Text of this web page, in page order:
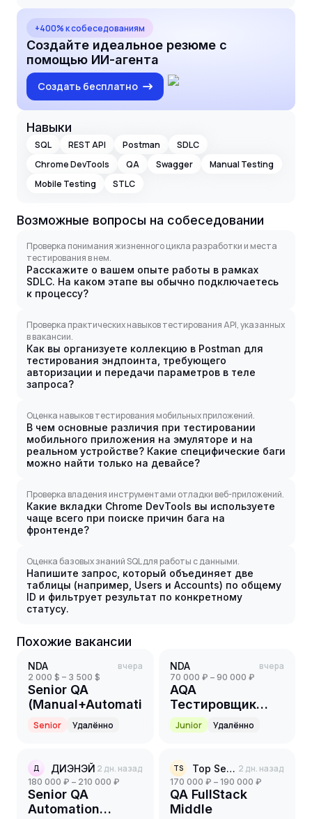
+400% к собеседованиям
Создайте идеальное резюме с
помощью ИИ-агента
Создать бесплатно
Навыки
SQL REST API Postman
SDLC
Chrome DevTools
QA Swagger
Manual Testing
Mobile Testing
STLC
Возможные вопросы на собеседовании
Проверка понимания жизненного цикла разработки и места
тестирования в нем.
Расскажите о вашем опыте работы в рамках
SDLC. На каком этапе вы обычно подключаетесь
к процессу?
Проверка практических навыков тестирования API, указанных
в вакансии.
Как вы организуете коллекцию в Postman для
тестирования эндпоинта, требующего
авторизации и передачи параметров в теле
запроса?
Оценка навыков тестирования мобильных приложений.
В чем основные различия при тестировании
мобильного приложения на эмуляторе и на
реальном устройстве? Какие специфические баги
можно найти только на девайсе?
Проверка владения инструментами отладки веб-приложений.
Какие вкладки Chrome DevTools вы используете
чаще всего при поиске причин бага на
фронтенде?
Оценка базовых знаний SQL для работы с данными.
Напишите запрос, который объединяет две
таблицы (например, Users и Accounts) по общему
ID и фильтрует результат по конкретному
статусу.
Похожие вакансии
NDA вчера
2 000 $ – 3 500 $
Senior QA
(Manual+Automation)
Senior Удалённо
NDA вчера
70 000 ₽ – 90 000 ₽
AQA
Тестировщик
(Java)
Junior Удалённо
Д ДИЭНЭЙ 2 дн. назад
180 000 ₽ – 210 000 ₽
Senior QA
Automation
TS Top Selection 2 дн. назад
170 000 ₽ – 190 000 ₽
QA FullStack
Middle